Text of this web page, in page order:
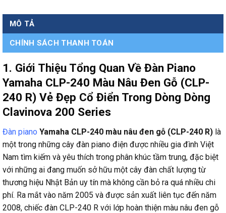
MÔ TẢ
CHÍNH SÁCH THANH TOÁN
1. Giới Thiệu Tổng Quan Về Đàn Piano
Yamaha CLP-240 Màu Nâu Đen Gỗ (CLP-
240 R) Vẻ Đẹp Cổ Điển Trong Dòng Dòng
Clavinova 200 Series
Đàn piano Yamaha CLP-240 màu nâu đen gỗ (CLP-240 R) là
một trong những cây đàn piano điện được nhiều gia đình Việt
Nam tìm kiếm và yêu thích trong phân khúc tầm trung, đặc biệt
với những ai đang muốn sở hữu một cây đàn chất lượng từ
thương hiệu Nhật Bản uy tín mà không cần bỏ ra quá nhiều chi
phí. Ra mắt vào năm 2005 và được sản xuất liên tục đến năm
2008, chiếc đàn CLP-240 R với lớp hoàn thiện màu nâu đen gỗ